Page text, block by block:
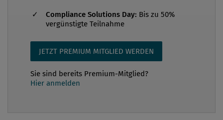
Compliance Solutions Day: Bis zu 50%
vergünstigte Teilnahme
JETZT PREMIUM MITGLIED WERDEN
Sie sind bereits Premium-Mitglied?
Hier anmelden